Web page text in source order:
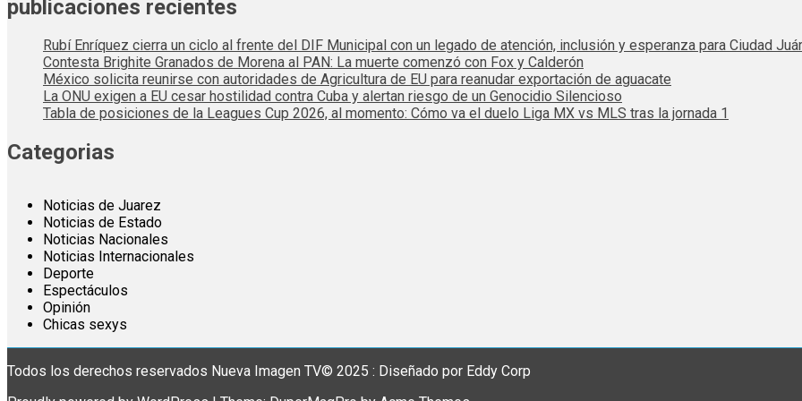
publicaciones recientes
Rubí Enríquez cierra un ciclo al frente del DIF Municipal con un legado de atención, inclusión y esperanza para Ciudad
Contesta Brighite Granados de Morena al PAN: La muerte comenzó con Fox y Calderón
México solicita reunirse con autoridades de Agricultura de EU para reanudar exportación de aguacate
La ONU exigen a EU cesar hostilidad contra Cuba y alertan riesgo de un Genocidio Silencioso
Tabla de posiciones de la Leagues Cup 2026, al momento: Cómo va el duelo Liga MX vs MLS tras la jornada 1
Categorias
Noticias de Juarez
Noticias de Estado
Noticias Nacionales
Noticias Internacionales
Deporte
Espectáculos
Opinión
Chicas sexys
Todos los derechos reservados Nueva Imagen TV© 2025 : Diseñado por Eddy Corp